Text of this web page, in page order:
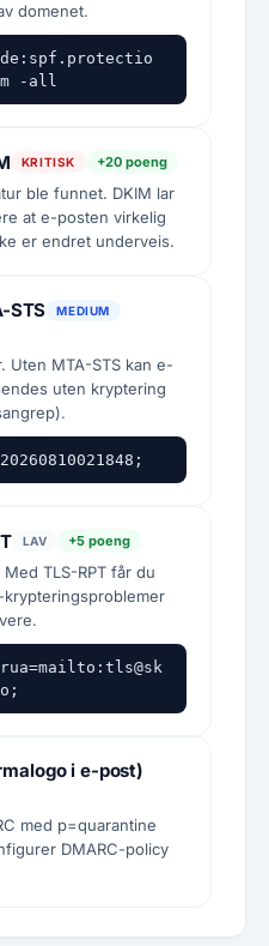
domenet.
-all
KRITISK +20 poeng
ble funnet. DKIM lar
at e-posten virkelig
er endret underveis.
STS MEDIUM
Uten MTA-STS kan e-
uten kryptering
LAV +5 poeng
Med TLS-RPT får du
krypteringsproblemer
rua=mailto:tls@sk
i e-post)
med p=quarantine
DMARC-policy